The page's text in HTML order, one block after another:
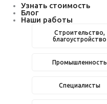
Узнать стоимость
Блог
Наши работы
Строительство,
благоустройство
Промышленность
Специалисты